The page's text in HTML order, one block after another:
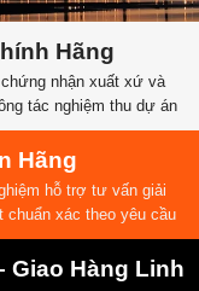
Hãng
nhận xuất xứ và
tác nghiệm thu dự án
Hãng
hỗ trợ tư vấn giải
chuẩn xác theo yêu cầu
Giao Hàng Linh